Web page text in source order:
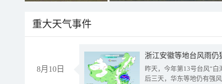
重大天气事件
8月10日
浙江安徽等地台风雨
昨天，今年第13号台风“
后三天，华东等地仍有强